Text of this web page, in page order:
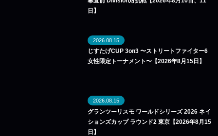
日】
2026.08.15
じすたげCUP 3on3 〜ストリートファイター6
女性限定トーナメント〜【2026年8月15日】
2026.08.15
グランツーリスモ ワールドシリーズ 2026 ネイ
ションズカップ ラウンド2 東京【2026年8月15
日】